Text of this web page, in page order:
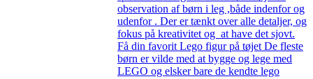
observation af børn i leg ,både indenfor og
udenfor . Der er tænkt over alle detaljer, og
fokus på kreativitet og at have det sjovt.
Få din favorit Lego figur på tøjet De fleste
børn er vilde med at bygge og lege med
LEGO og elsker bare de kendte lego